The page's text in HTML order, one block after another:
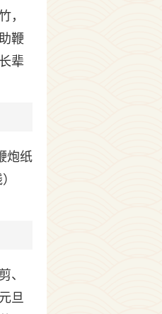
，
鞭
辈
炮纸
、
旦